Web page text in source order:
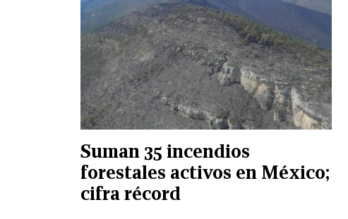
Suman 35 incendios
forestales activos en México;
cifra récord